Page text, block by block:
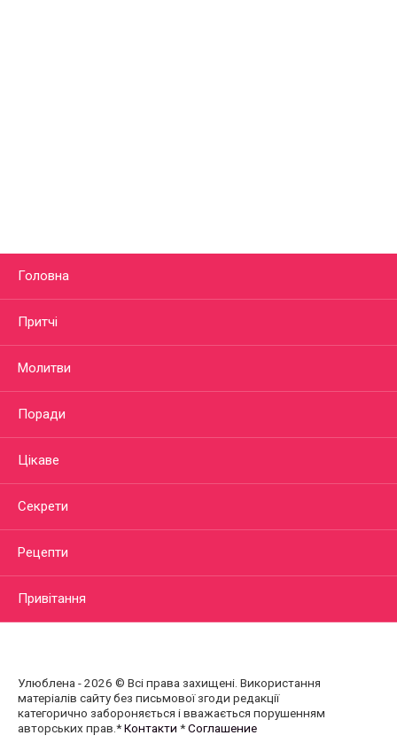
Головна
Притчі
Молитви
Поради
Цікаве
Секрети
Рецепти
Привітання
Улюблена - 2026 © Всі права захищені. Використання
матеріалів сайту без письмової згоди редакції
категорично забороняється і вважається порушенням
авторських прав.*Контакти *Соглашение